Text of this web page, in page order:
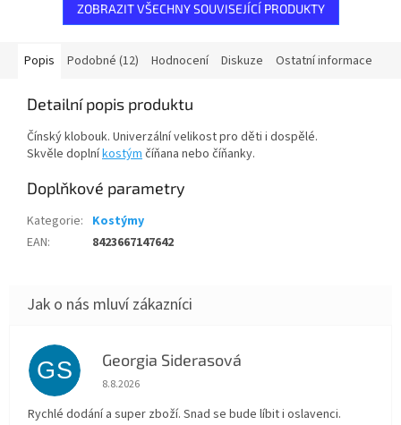
ZOBRAZIT VŠECHNY SOUVISEJÍCÍ PRODUKTY
Popis Podobné (12) Hodnocení Diskuze Ostatní informace
Detailní popis produktu
Čínský klobouk. Univerzální velikost pro děti i dospělé.
Skvěle doplníkostýmčíňana nebo číňanky.
Doplňkové parametry
Kategorie: Kostýmy
EAN: 8423667147642
GS Georgia Siderasová
Hodnocení obchodu je 5 z 5 hvězdiček.
8.8.2026
Rychlé dodání a super zboží. Snad se bude líbit i oslavenci.